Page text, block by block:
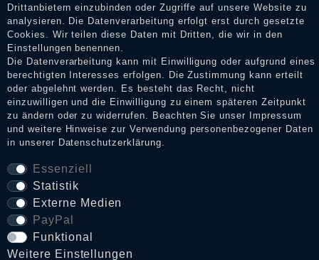
Impressum
Daten­schutz­erklärung
AGB
Widerrufs­recht
VERTRAG WIDERRUFEN
Drittanbietern einzubinden oder Zugriffe auf unsere Website zu
analysieren. Die Datenverarbeitung erfolgt erst durch gesetzte
Cookies. Wir teilen diese Daten mit Dritten, die wir in den
Einstellungen benennen.
Die Datenverarbeitung kann mit Einwilligung oder aufgrund eines
berechtigten Interesses erfolgen. Die Zustimmung kann erteilt
oder abgelehnt werden. Es besteht das Recht, nicht
einzuwilligen und die Einwilligung zu einem späteren Zeitpunkt
zu ändern oder zu widerrufen. Beachten Sie unser
Impressum
und weitere Hinweise zur Verwendung personenbezogener Daten
in unserer Daten­schutz­erklärung.
Essenziell
Statistik
Externe Medien
PayPal
Funktional
Weitere Einstellungen